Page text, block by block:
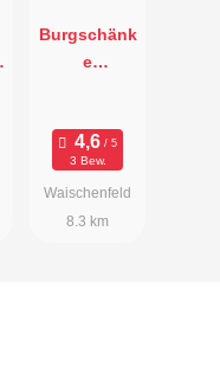
Burgschänk
e
3 Bew.
Waischenfeld
8.3 km